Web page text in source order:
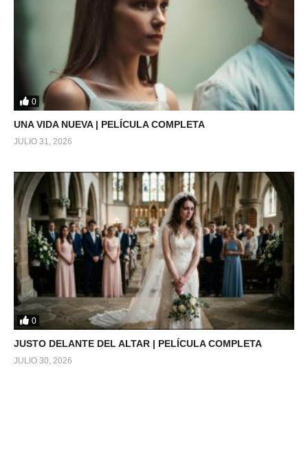
0
UNA VIDA NUEVA | PELÍCULA COMPLETA
JULIO 31, 2026
0
JUSTO DELANTE DEL ALTAR | PELÍCULA COMPLETA
JULIO 30, 2026